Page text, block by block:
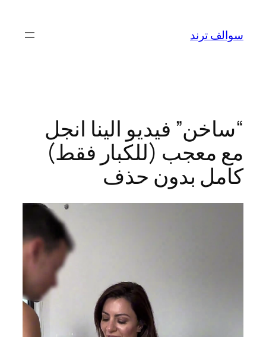
المحتوى
سوالف ترند
“ساخن” فيديو الينا انجل
مع معجب (للكبار فقط)
كامل بدون حذف